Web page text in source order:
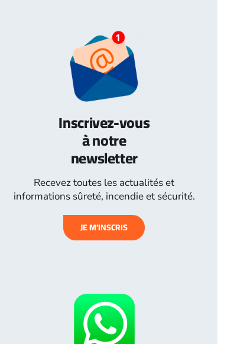
Inscrivez-vous
à notre
newsletter
Recevez toutes les actualités et
informations sûreté, incendie et sécurité.
JE M’INSCRIS